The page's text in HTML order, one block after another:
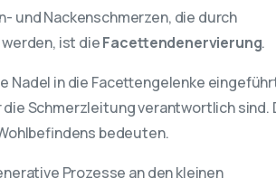
und Nackenschmerzen, die durch
ist dieFacettendenervierung.
Nadel in die Facettengelenke
Schmerzleitung verantwortlich sind.
bedeuten.
Prozesse an den kleinen